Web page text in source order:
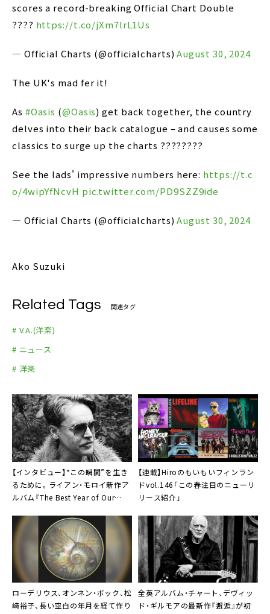
scores a record-breaking Official Chart Double
???? https://t.co/jXm7lrL1Us
— Official Charts (@officialcharts)August 30, 2024
The UK's mad fer it!
As #Oasis (@Oasis) get back together, the country
delves into their back catalogue – and causes some
classics to surge up the charts ????????
See the lads' impressive numbers here: https://t.c
o/4wipYfNcvH pic.twitter.com/PD9SZZ9ide
— Official Charts (@officialcharts)August 30, 2024
Ako Suzuki
Related Tags 関連タグ
# V.A.(洋楽)
# ニュース
# 洋楽
【インタビュー】“この瞬間”を生き
るために。ライアン・モロイ新作ア
ルバム『The Best Year of Our
【連載】Hiroのもいもいフィンラン
ドvol.146「この春注目のニューリ
リース紹介」
ローデリウス、オンネン・ボック、松
﨑裕子、長い空白の年月を経て作り
全英アルバム・チャート、デヴィッ
ド・ギルモアの最新作『邂逅』が初